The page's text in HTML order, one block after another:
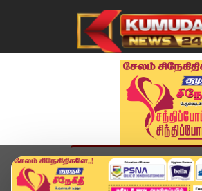
முகப்பு விளையாட்டு